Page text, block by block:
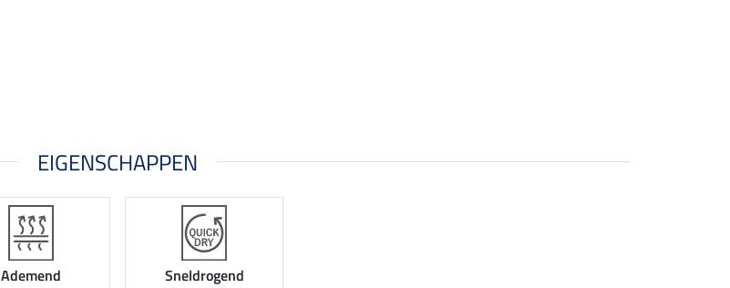
EIGENSCHAPPEN
Ademend Sneldrogend